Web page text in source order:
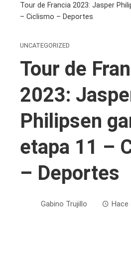
Tour de Francia 2023: Jasper
– Ciclismo – Deportes
UNCATEGORIZED
Tour de
2023:
Philipsen
etapa 11 –
– Deportes
Gabino Trujillo Hace